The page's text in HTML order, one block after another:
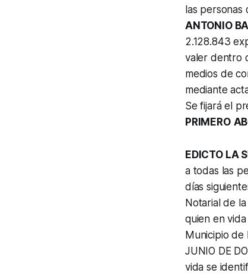
las
ANTONIO
2.128.843
valer dentro
medios de
mediante
Se fijará el
PRIMERO
EDICTO LA
a todas las
días
Notarial de
quien en
Municipio de
JUNIO DE
vida se